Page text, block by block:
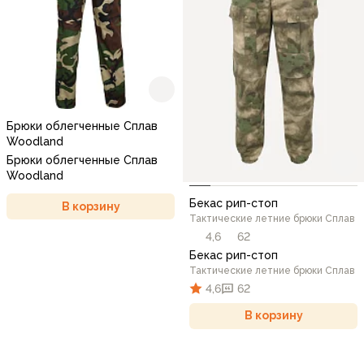
Брюки облегченные Сплав
Woodland
Брюки облегченные Сплав
Woodland
В корзину Бекас рип-стоп
Тактические летние брюки Сплав
4,6
62
Бекас рип-стоп
Тактические летние брюки Сплав
4,6 62
В корзину